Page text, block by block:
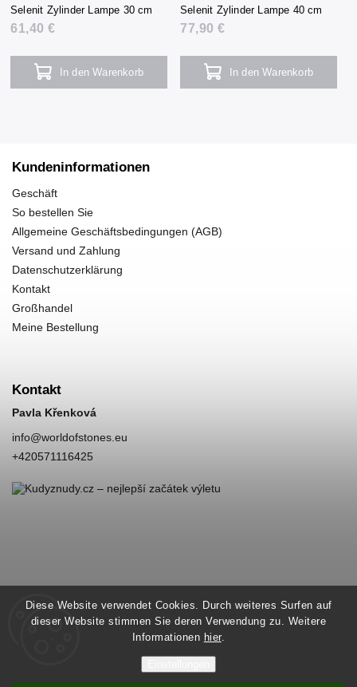
Diese Website verwendet Cookies. Durch weiteres Surfen auf
dieser Website stimmen Sie deren Verwendung zu. Weitere
Informationen hier.
Selenit Zylinder Lampe 30 cm
61,40 €
In den Warenkorb
Selenit Zylinder Lampe 40 cm
77,90 €
In den Warenkorb
Kundeninformationen
Geschäft
So bestellen Sie
Allgemeine Geschäftsbedingungen (AGB)
Versand und Zahlung
Datenschutzerklärung
Kontakt
Großhandel
Meine Bestellung
Kontakt
Pavla Křenková
info@worldofstones.eu
+420571116425